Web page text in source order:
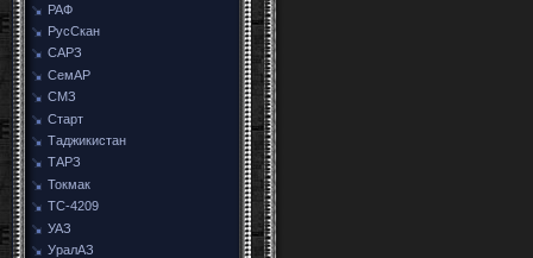
РАФ
РусСкан
САРЗ
СемАР
СМЗ
Старт
Таджикистан
ТАРЗ
Токмак
ТС-4209
УАЗ
УралАЗ